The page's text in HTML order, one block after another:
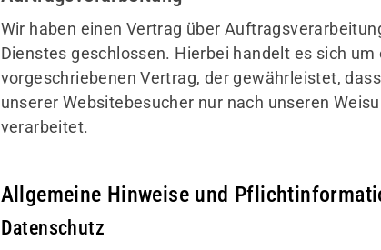
Wir haben einen Vertrag über
Dienstes geschlossen. Hierbei handelt es sich
vorgeschriebenen Vertrag, der gewährleistet,
unserer Websitebesucher nur nach unseren
verarbeitet.
Allgemeine Hinweise und
Datenschutz